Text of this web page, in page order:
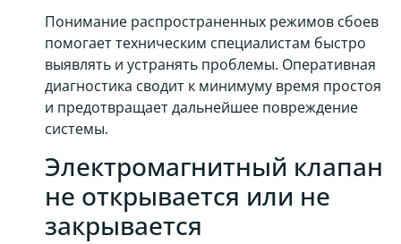
Понимание распространенных режимов сбоев
помогает техническим специалистам быстро
выявлять и устранять проблемы. Оперативная
диагностика сводит к минимуму время простоя
и предотвращает дальнейшее повреждение
системы.
Электромагнитный клапан
не открывается или не
закрывается